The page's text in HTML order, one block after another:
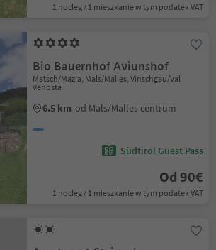
1 nocleg / 1 mieszkanie w tym podatek VAT
Bio Bauernhof Aviunshof
Matsch/Mazia, Mals/Malles, Vinschgau/Val
Venosta
6.5 km od Mals/Malles centrum
Südtirol Guest Pass
Od 90€
1 nocleg / 1 mieszkanie w tym podatek VAT